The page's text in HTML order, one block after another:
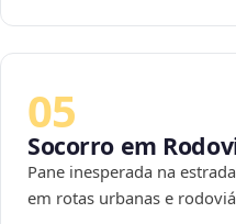
05
Socorro em
Pane inesperada na
em rotas urbanas e